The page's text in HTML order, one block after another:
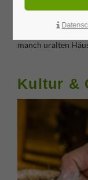
sich aufs
Dorfgeschichte,
manch uralten
Kultur &